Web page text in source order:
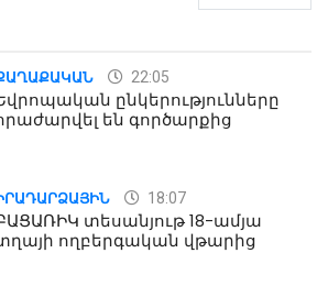
22:05
ընկերությունները
են գործարքից
18:07
տեսանյութ 18-ամյա
ողբերգական վթարից